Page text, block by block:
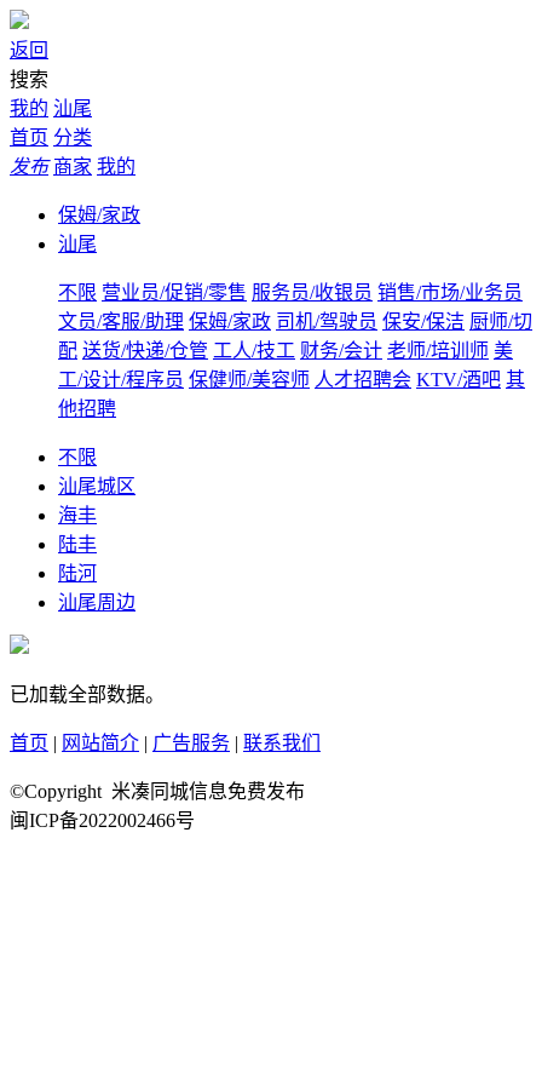
返回
搜索
我的 汕尾
首页 分类
发布 商家 我的
保姆/家政
汕尾
不限 营业员/促销/零售 服务员/收银员 销售/市场/业务员
文员/客服/助理 保姆/家政 司机/驾驶员 保安/保洁 厨师/切
配 送货/快递/仓管 工人/技工 财务/会计 老师/培训师 美
工/设计/程序员 保健师/美容师 人才招聘会 KTV/酒吧 其
他招聘
不限
汕尾城区
海丰
陆丰
陆河
汕尾周边
已加载全部数据。
首页 | 网站简介 | 广告服务 | 联系我们
©Copyright 米凑同城信息免费发布
闽ICP备2022002466号